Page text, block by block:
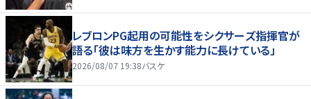
レブロンPG起用の可能性をシクサーズ指揮官が
語る「彼は味方を生かす能力に長けている」
2026/08/07 19:38バスケ